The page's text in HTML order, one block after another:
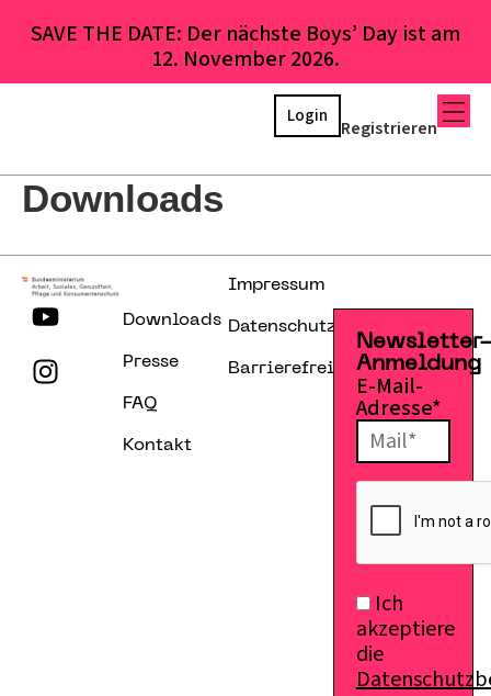
SAVE THE DATE: Der nächste Boys’ Day ist am
12. November 2026.
Registrieren
Login
Downloads
Downloads
Presse
FAQ
Kontakt
Impressum
Datenschutzerklärung
Barrierefreiheitserklärung
Anmeldung
E-Mail-
Adresse*
Ich
akzeptiere
die